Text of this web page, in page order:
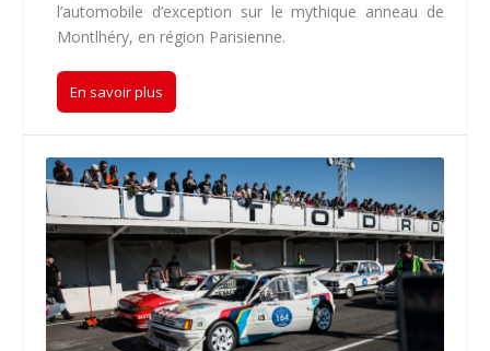
l’automobile d’exception sur le mythique anneau de
Montlhéry, en région Parisienne.
En savoir plus